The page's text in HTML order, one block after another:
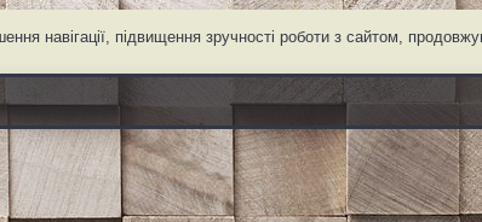
навігації, підвищення зручності роботи з сайтом,